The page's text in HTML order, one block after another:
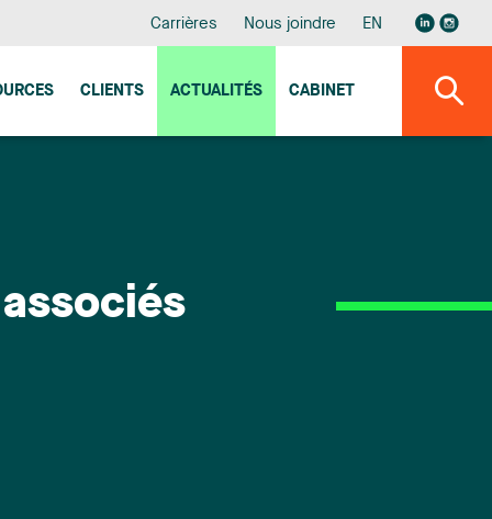
Carrières Nous joindre EN
CLIENTS ACTUALITÉS CABINET